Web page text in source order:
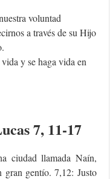
voluntad
a través de su Hijo
y se haga vida en
7, 11-17
ciudad llamada Naín,
gran gentío. 7,12: Justo